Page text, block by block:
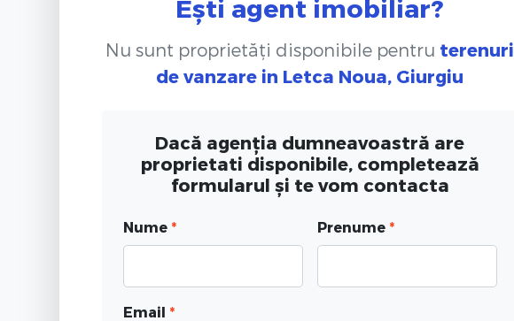
Ești agent imobiliar?
Nu sunt proprietăți disponibile pentru terenuri
de vanzare in Letca Noua, Giurgiu
Dacă agenția dumneavoastră are
proprietati disponibile, completează
formularul și te vom contacta
Nume * Prenume *
Email *